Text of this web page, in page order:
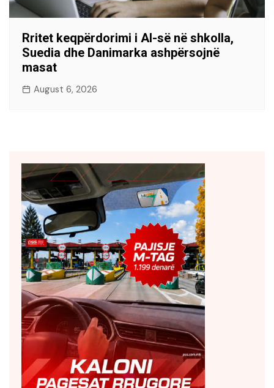
Rritet keqpërdorimi i AI-së në shkolla,
Suedia dhe Danimarka ashpërsojnë
masat
August 6, 2026